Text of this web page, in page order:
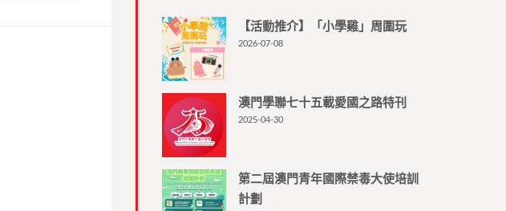
【活動推介】「小學雞」周圍玩
2026-07-08
澳門學聯七十五載愛國之路特刊
2025-04-30
第二屆澳門青年國際禁毒大使培訓
計劃